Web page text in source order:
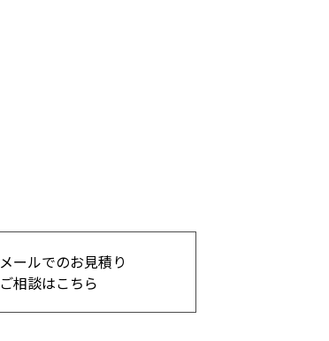
メールでのお見積り
ご相談はこちら